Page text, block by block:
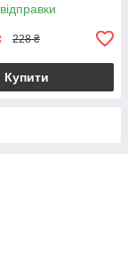
228 ₴
Купити